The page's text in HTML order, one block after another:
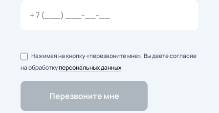
Нажимая на кнопку «перезвоните мне», Вы даете согласие
на обработкуперсональных данных